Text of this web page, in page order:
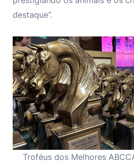
destaque”.
Troféus dos Melhores